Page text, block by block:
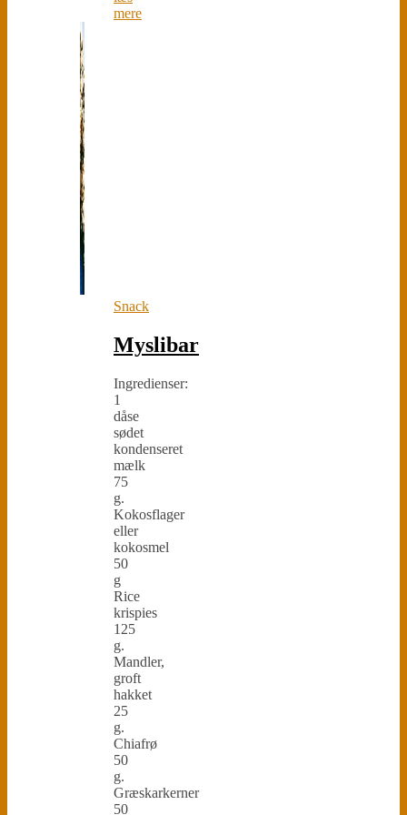
mere
Snack
Myslibar
Ingredienser:
1
dåse
sødet
kondenseret
mælk
75
g.
Kokosflager
eller
kokosmel
50
g
Rice
krispies
125
g.
Mandler,
groft
hakket
25
g.
Chiafrø
50
g.
Græskarkerner
50